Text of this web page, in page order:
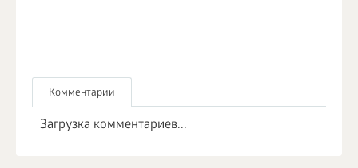
Комментарии
Загрузка комментариев...